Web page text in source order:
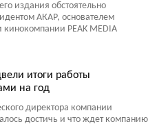
издания обстоятельно
АКАР, основателем
кинокомпании PEAK MEDIA
итоги работы
на год
директора компании
достичь и что ждет компанию